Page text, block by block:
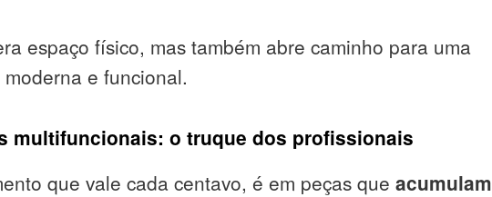
espaço físico, mas também abre caminho para uma
e funcional.
multifuncionais: o truque dos profissionais
que vale cada centavo, é em peças queacumulam